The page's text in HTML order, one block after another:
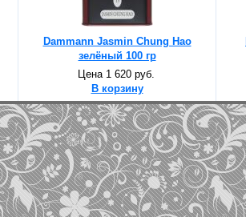
Dammann Jasmin Chung Hao
зелёный 100 гр
Цена 1 620 руб.
В корзину